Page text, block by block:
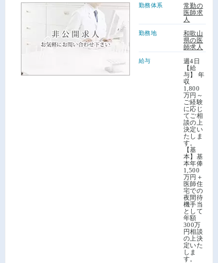
勤務体系
常勤の
医師求
人
勤務地
和歌山
県の医
師求人
給与
週4日
【給
与】 年
収
1,800
万円～
ご経験
に応じ
てご相
談の上
決定い
たしま
す。
【基
本】基
本年俸
1,500
万円＋
医師住
宅での
夜間待
機手当
として
年額
300万
円相談
の上決
定いた
しま
す。